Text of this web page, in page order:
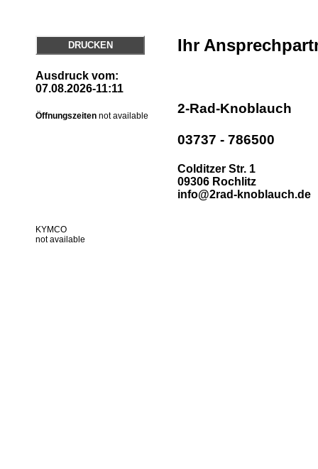
DRUCKEN
Ausdruck vom:
07.08.2026-11:11
Öffnungszeiten not available
Ihr
2-Rad-Knoblauch
03737 - 786500
Colditzer Str. 1
09306 Rochlitz
info@2rad-knoblauch.de
KYMCO
not available